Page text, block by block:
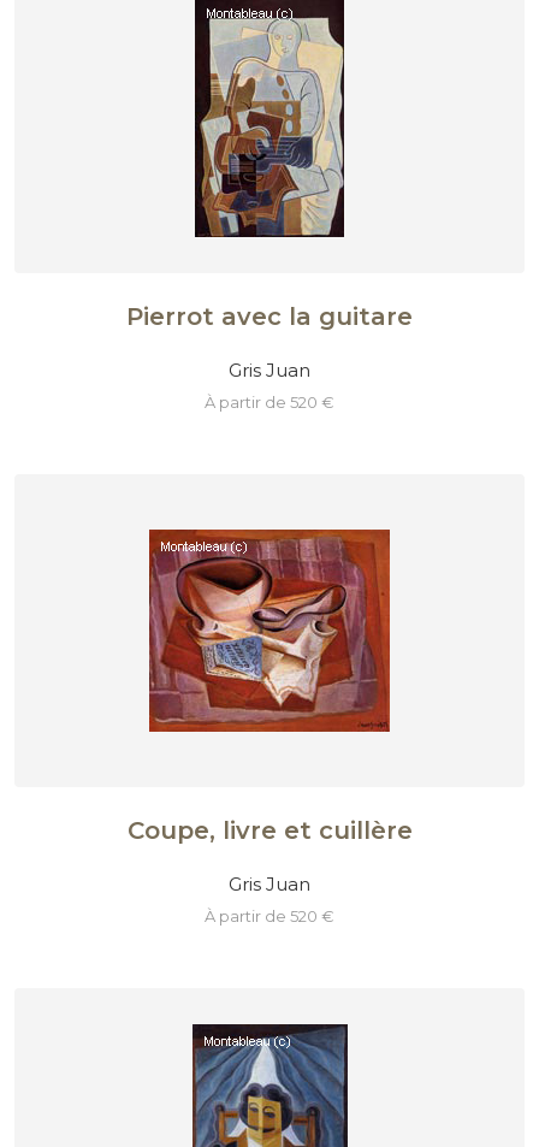
Pierrot avec la guitare
Gris Juan
à partir de 520 €
Coupe, livre et cuillère
Gris Juan
à partir de 520 €